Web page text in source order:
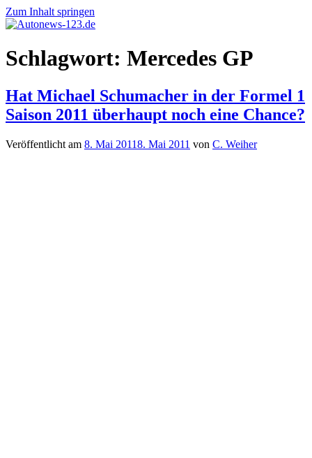
Zum Inhalt springen
Autonews-
123.de
Autonews
mit
Schlagwort: Mercedes GP
Hat Michael Schumacher in der Formel 1
Saison 2011 überhaupt noch eine Chance?
Veröffentlicht am 8. Mai 20118. Mai 2011 von C. Weiher